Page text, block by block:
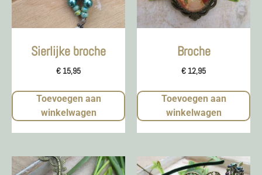
Sierlijke broche
€ 15,95
Toevoegen aan
winkelwagen
Broche
€ 12,95
Toevoegen aan
winkelwagen